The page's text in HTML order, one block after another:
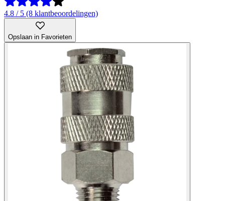
4.8 / 5 (8 klantbeoordelingen)
Opslaan in Favorieten